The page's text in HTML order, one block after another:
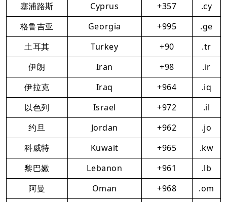
塞浦路斯
Cyprus +357
.cy
格鲁吉亚
Georgia +995
.ge
土耳其
Turkey +90
.tr
伊朗
Iran +98
.ir
伊拉克
Iraq +964
.iq
以色列
Israel +972
.il
约旦
Jordan +962
.jo
科威特
Kuwait +965
.kw
黎巴嫩
Lebanon +961
.lb
阿曼
Oman +968
.om